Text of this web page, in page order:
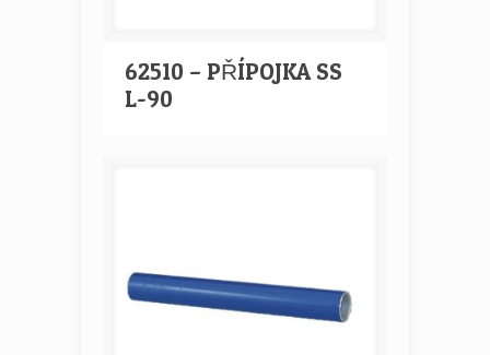
62510 – PŘÍPOJKA SS
L-90